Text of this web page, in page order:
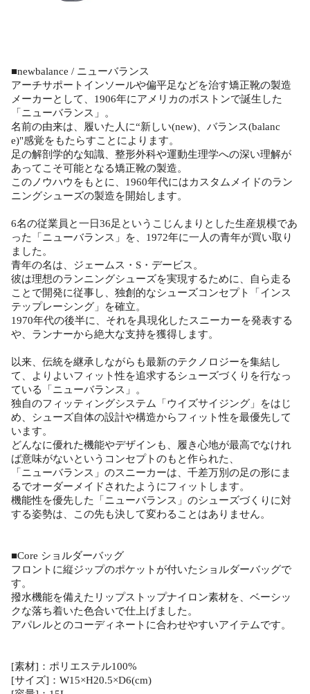
■newbalance / ニューバランス
アーチサポートインソールや偏平足などを治す矯正靴の製造
メーカーとして、1906年にアメリカのボストンで誕生した
「ニューバランス」。
名前の由来は、履いた人に“新しい(new)、バランス(balanc
e)"感覚をもたらすことによります。
足の解剖学的な知識、整形外科や運動生理学への深い理解が
あってこそ可能となる矯正靴の製造。
このノウハウをもとに、1960年代にはカスタムメイドのラン
ニングシューズの製造を開始します。
6名の従業員と一日36足というこじんまりとした生産規模であ
った「ニューバランス」を、1972年に一人の青年が買い取り
ました。
青年の名は、ジェームス・S・デービス。
彼は理想のランニングシューズを実現するために、自ら走る
ことで開発に従事し、独創的なシューズコンセプト「インス
テップレーシング」を確立。
1970年代の後半に、それを具現化したスニーカーを発表する
や、ランナーから絶大な支持を獲得します。
以来、伝統を継承しながらも最新のテクノロジーを集結し
て、よりよいフィット性を追求するシューズづくりを行なっ
ている「ニューバランス」。
独自のフィッティングシステム「ウイズサイジング」をはじ
め、シューズ自体の設計や構造からフィット性を最優先して
います。
どんなに優れた機能やデザインも、履き心地が最高でなけれ
ば意味がないというコンセプトのもと作られた、
「ニューバランス」のスニーカーは、千差万別の足の形にま
るでオーダーメイドされたようにフィットします。
機能性を優先した「ニューバランス」のシューズづくりに対
する姿勢は、この先も決して変わることはありません。
■Core ショルダーバッグ
フロントに縦ジップのポケットが付いたショルダーバッグで
す。
撥水機能を備えたリップストップナイロン素材を、ベーシッ
クな落ち着いた色合いで仕上げました。
アパレルとのコーディネートに合わせやすいアイテムです。
[素材]：ポリエステル100%
[サイズ]：W15×H20.5×D6(cm)